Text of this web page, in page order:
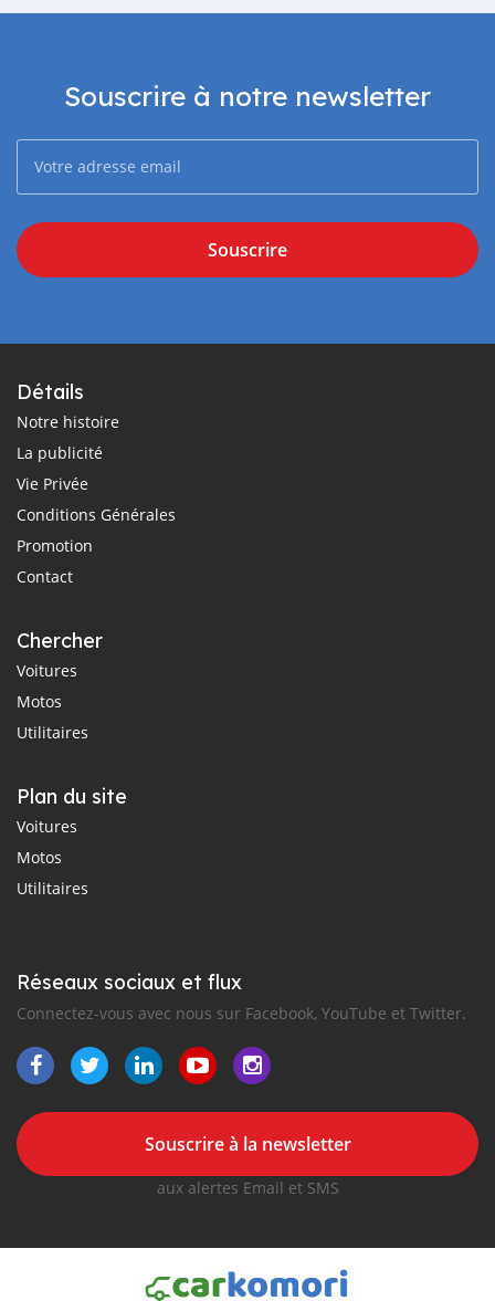
Souscrire à notre newsletter
Souscrire
Détails
Notre histoire
La publicité
Vie Privée
Conditions Générales
Promotion
Contact
Chercher
Voitures
Motos
Utilitaires
Plan du site
Voitures
Motos
Utilitaires
Réseaux sociaux et flux
Connectez-vous avec nous sur Facebook, YouTube et Twitter.
Souscrire à la newsletter
aux alertes Email et SMS